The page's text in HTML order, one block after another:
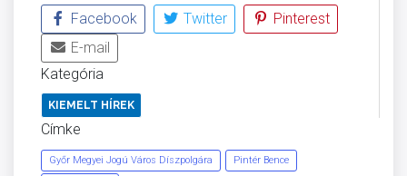
Facebook
Twitter
Pinterest
E-mail
Kategória
KIEMELT HÍREK
Címke
Győr Megyei Jogú Város Díszpolgára Pintér Bence